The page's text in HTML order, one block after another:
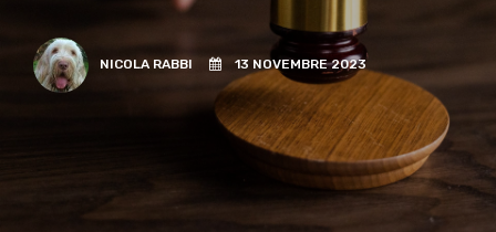
NICOLA RABBI 13 NOVEMBRE 2023